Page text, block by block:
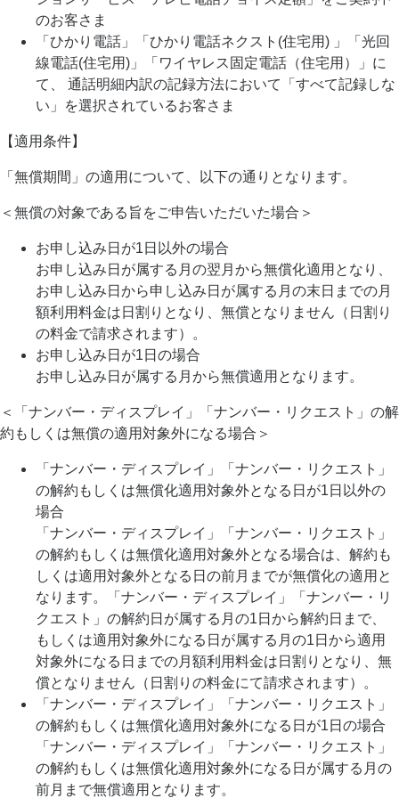
のお客さま
「ひかり電話」「ひかり電話ネクスト(住宅用) 」「光回
線電話(住宅用)」「ワイヤレス固定電話（住宅用）」に
て、 通話明細内訳の記録方法において「すべて記録しな
い」を選択されているお客さま
【適用条件】
「無償期間」の適用について、以下の通りとなります。
＜無償の対象である旨をご申告いただいた場合＞
お申し込み日が1日以外の場合
お申し込み日が属する月の翌月から無償化適用となり、
お申し込み日から申し込み日が属する月の末日までの月
額利用料金は日割りとなり、無償となりません（日割り
の料金で請求されます）。
お申し込み日が1日の場合
お申し込み日が属する月から無償適用となります。
＜「ナンバー・ディスプレイ」「ナンバー・リクエスト」の解
約もしくは無償の適用対象外になる場合＞
「ナンバー・ディスプレイ」「ナンバー・リクエスト」
の解約もしくは無償化適用対象外となる日が1日以外の
場合
「ナンバー・ディスプレイ」「ナンバー・リクエスト」
の解約もしくは無償化適用対象外となる場合は、解約も
しくは適用対象外となる日の前月までが無償化の適用と
なります。「ナンバー・ディスプレイ」「ナンバー・リ
クエスト」の解約日が属する月の1日から解約日まで、
もしくは適用対象外になる日が属する月の1日から適用
対象外になる日までの月額利用料金は日割りとなり、無
償となりません（日割りの料金にて請求されます）。
「ナンバー・ディスプレイ」「ナンバー・リクエスト」
の解約もしくは無償化適用対象外になる日が1日の場合
「ナンバー・ディスプレイ」「ナンバー・リクエスト」
の解約もしくは無償化適用対象外になる日が属する月の
前月まで無償適用となります。